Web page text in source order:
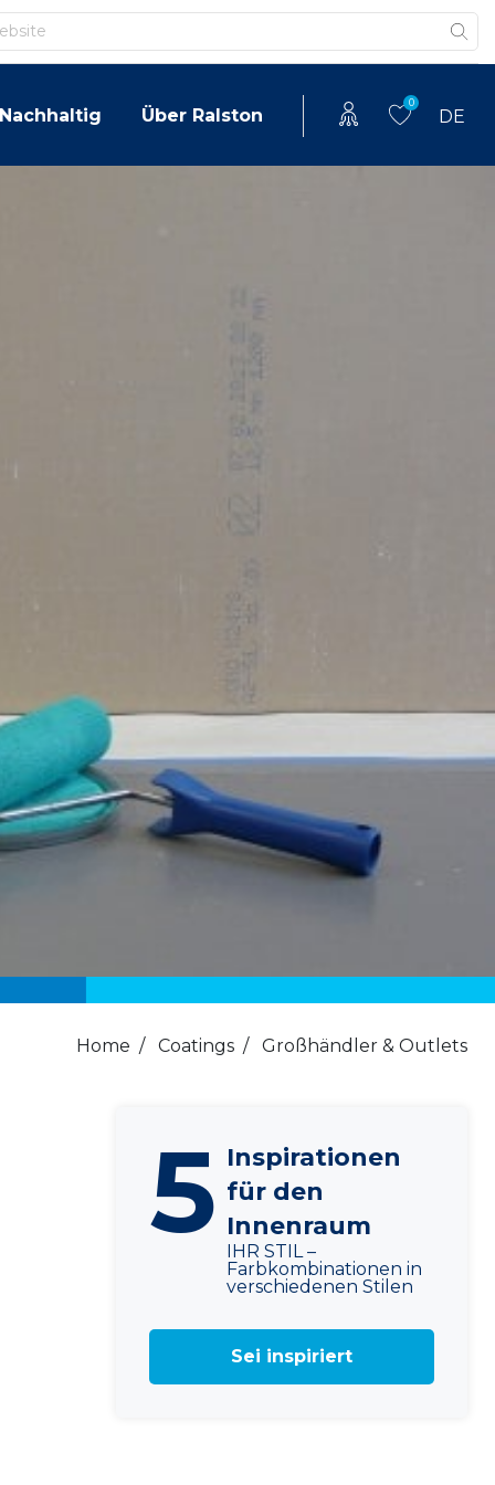
Nachhaltig Über Ralston
0
DE
Home / Coatings / Großhändler & Outlets
5 Inspirationen
für den
Innenraum
IHR STIL –
Farbkombinationen in
verschiedenen Stilen
Sei inspiriert